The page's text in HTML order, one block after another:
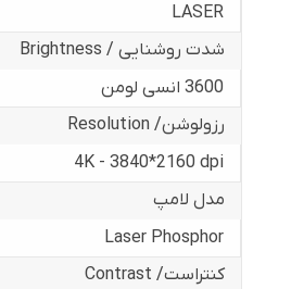
LASER
شدت روشنایی / Brightness
3600 انسی لومن
رزولوشن/ Resolution
4K - 3840*2160 dpi
مدل لامپ
Laser Phosphor
کنتراست/ Contrast